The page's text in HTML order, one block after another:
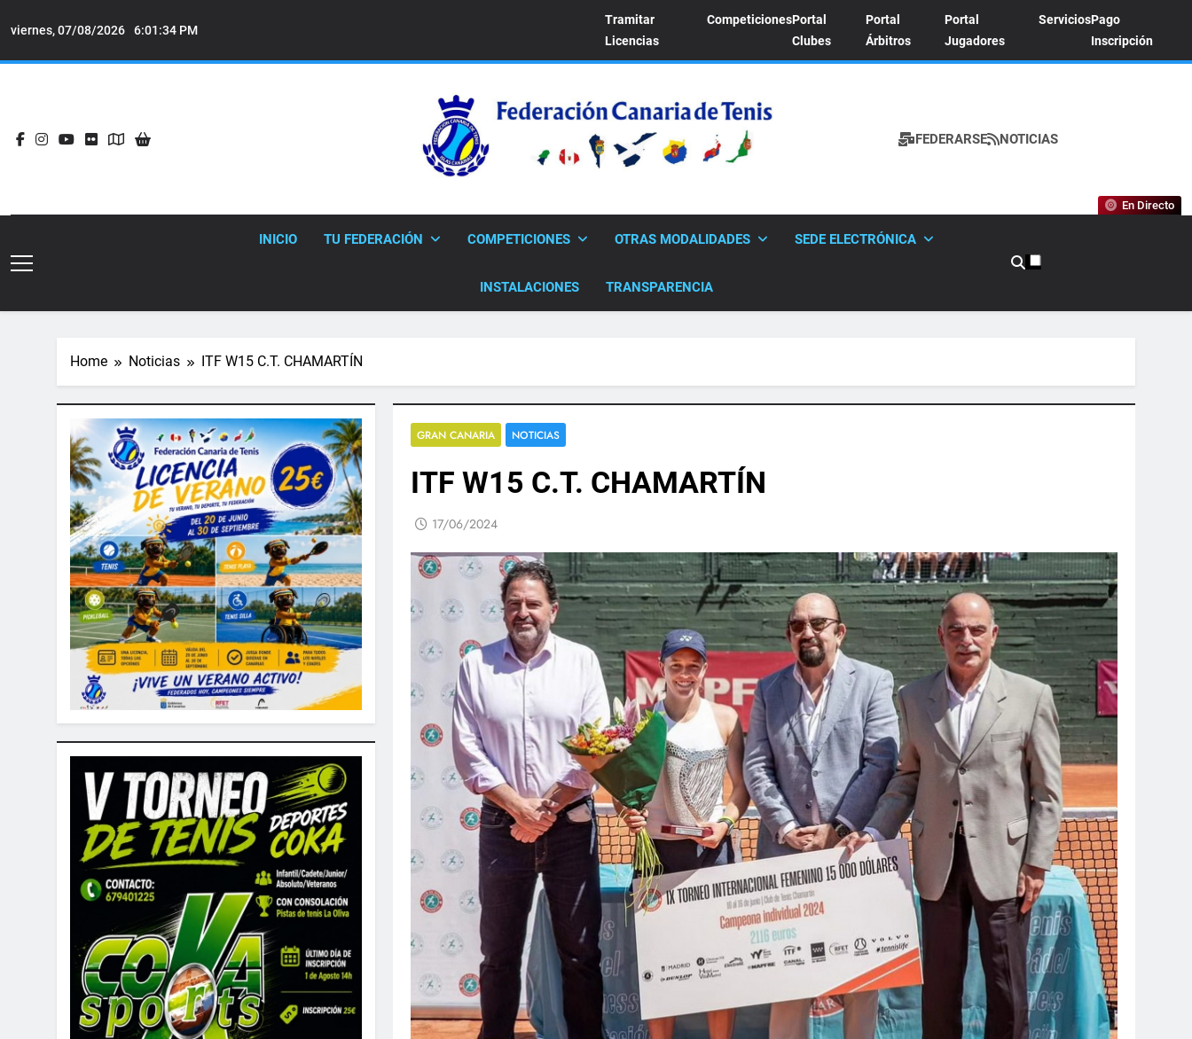
toviernes, 07/08/2026 6:01:35 PM
Tramitar
Licencias
CompeticionesPortal
Clubes
Portal
Árbitros
Portal
Jugadores
ServiciosPago
Inscripción
FEDERACION CANARIA DE TENIS
FEDERARSE NOTICIAS
En Directo
INICIO TU FEDERACIÓN COMPETICIONES OTRAS MODALIDADES SEDE ELECTRÓNICA
INSTALACIONES TRANSPARENCIA
Home Noticias ITF W15 C.T. CHAMARTÍN
GRAN CANARIA NOTICIAS
ITF W15 C.T. CHAMARTÍN
17/06/2024